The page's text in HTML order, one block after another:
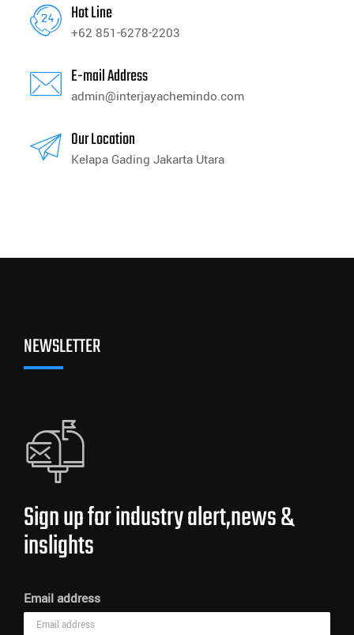
Hot Line
+62 851-6278-2203
E-mail Address
admin@interjayachemindo.com
Our Location
Kelapa Gading Jakarta Utara
NEWSLETTER
Sign up for industry alert,news &
inslights
Email address